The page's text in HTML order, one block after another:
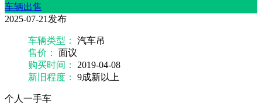
车辆出售
2025-07-21发布
车辆类型：
汽车吊
售价：
面议
购买时间：
2019-04-08
新旧程度：
9成新以上
个人一手车